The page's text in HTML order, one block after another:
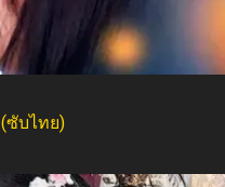
(ซับไทย)